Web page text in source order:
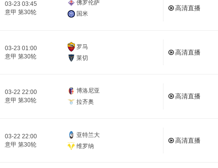
03-23 03:45
意甲 第30轮
佛罗伦萨
国米
高清直播
03-23 01:00
意甲 第30轮
罗马
莱切
高清直播
03-22 22:00
意甲 第30轮
博洛尼亚
拉齐奥
高清直播
03-22 22:00
意甲 第30轮
亚特兰大
维罗纳
高清直播